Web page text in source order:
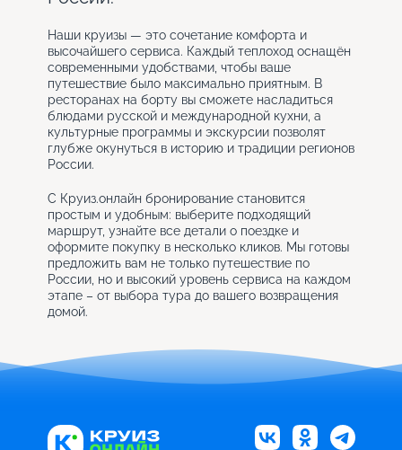
Наши круизы — это сочетание комфорта и
высочайшего сервиса. Каждый теплоход оснащён
современными удобствами, чтобы ваше
путешествие было максимально приятным. В
ресторанах на борту вы сможете насладиться
блюдами русской и международной кухни, а
культурные программы и экскурсии позволят
глубже окунуться в историю и традиции регионов
России.
С Круиз.онлайн бронирование становится
простым и удобным: выберите подходящий
маршрут, узнайте все детали о поездке и
оформите покупку в несколько кликов. Мы готовы
предложить вам не только путешествие по
России, но и высокий уровень сервиса на каждом
этапе – от выбора тура до вашего возвращения
домой.